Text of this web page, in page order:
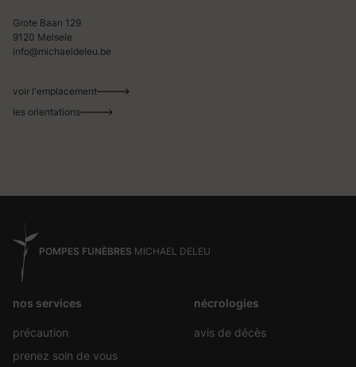
Grote Baan 129
9120 Melsele
info@michaeldeleu.be
voir l'emplacement
les orientations
POMPES FUNÈBRES MICHAEL DELEU
nos services
précaution
prenez soin de vous
nécrologies
avis de décès